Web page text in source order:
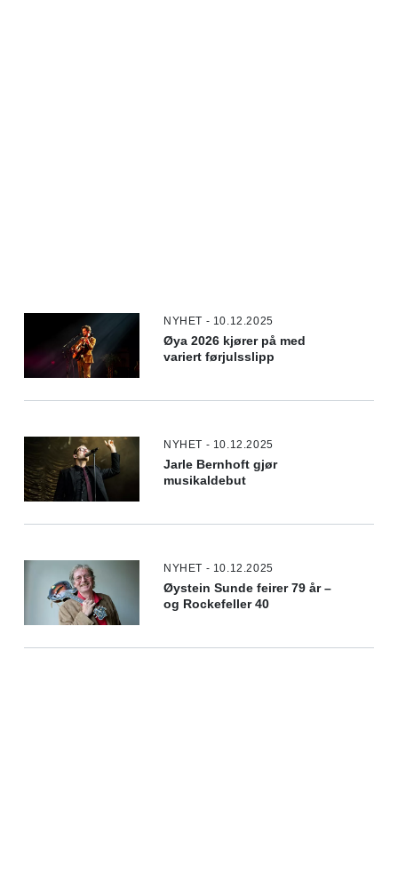
NYHET - 10.12.2025
Øya 2026 kjører på med
variert førjulsslipp
NYHET - 10.12.2025
Jarle Bernhoft gjør
musikaldebut
NYHET - 10.12.2025
Øystein Sunde feirer 79 år –
og Rockefeller 40